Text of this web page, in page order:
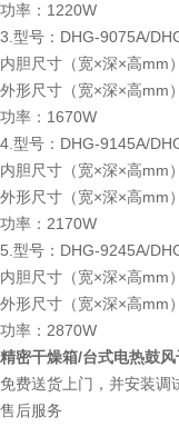
功率：1220W
3.型号：DHG-9075A/
内胆尺寸（宽×深×高mm
外形尺寸（宽×深×高mm
功率：1670W
4.型号：DHG-9145A/
内胆尺寸（宽×深×高mm
外形尺寸（宽×深×高mm
功率：2170W
5.型号：DHG-9245A/
内胆尺寸（宽×深×高mm
外形尺寸（宽×深×高mm
功率：2870W
精密干燥箱/台式电热鼓
免费送货上门，并安装调
售后服务